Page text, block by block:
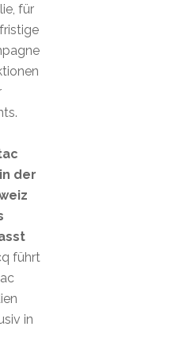
für
der
führt
in